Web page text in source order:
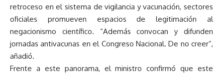
retroceso en el sistema de vigilancia y vacunación, sectores
oficiales promueven espacios de legitimación al
negacionismo científico. “Además convocan y difunden
jornadas antivacunas en el Congreso Nacional. De no creer”,
añadió.
Frente a este panorama, el ministro confirmó que este